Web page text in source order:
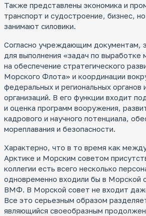
Также представлены экономика и
транспорт и судостроение, бизнес,
занимают силовики.
Согласно учреждающим документам,
для выполнения «задач по выработке
на обеспечение стратегического
Морского Флота» и координации
федеральных и региональных органов
организаций. В его функции входит
и оценка программ вооружения,
кадрового и научного потенциала,
мореплавания и безопасности.
Характерно, что в то время как
Арктике и Морским советом
коллегии есть всего несколько
одновременно входили бы в Морской
ВМФ. В Морской совет не входит
Все это серьезным образом
являющийся своеобразным